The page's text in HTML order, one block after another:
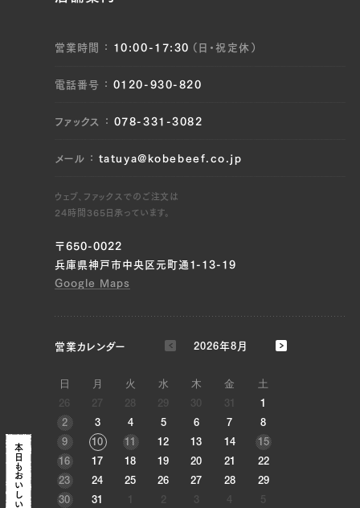
営業時間 10:00-17:30（日・祝定休）
電話番号 0120-930-820
ファックス 078-331-3082
メール tatuya@kobebeef.co.jp
ウェブ、ファックスでのご注文は
24時間365日承っています。
〒650-0022
兵庫県神戸市中央区元町通1-13-19
Google Maps
営業カレンダー 2026年8月
日 月 火 水 木 金
土
26
27 28 29 30 31
1
2
3 4 5 6 7
8
9
10 11 12 13 14
15
16
17 18 19 20 21
22
23
24 25 26 27 28
29
30
31 1 2 3 4 5
本日も